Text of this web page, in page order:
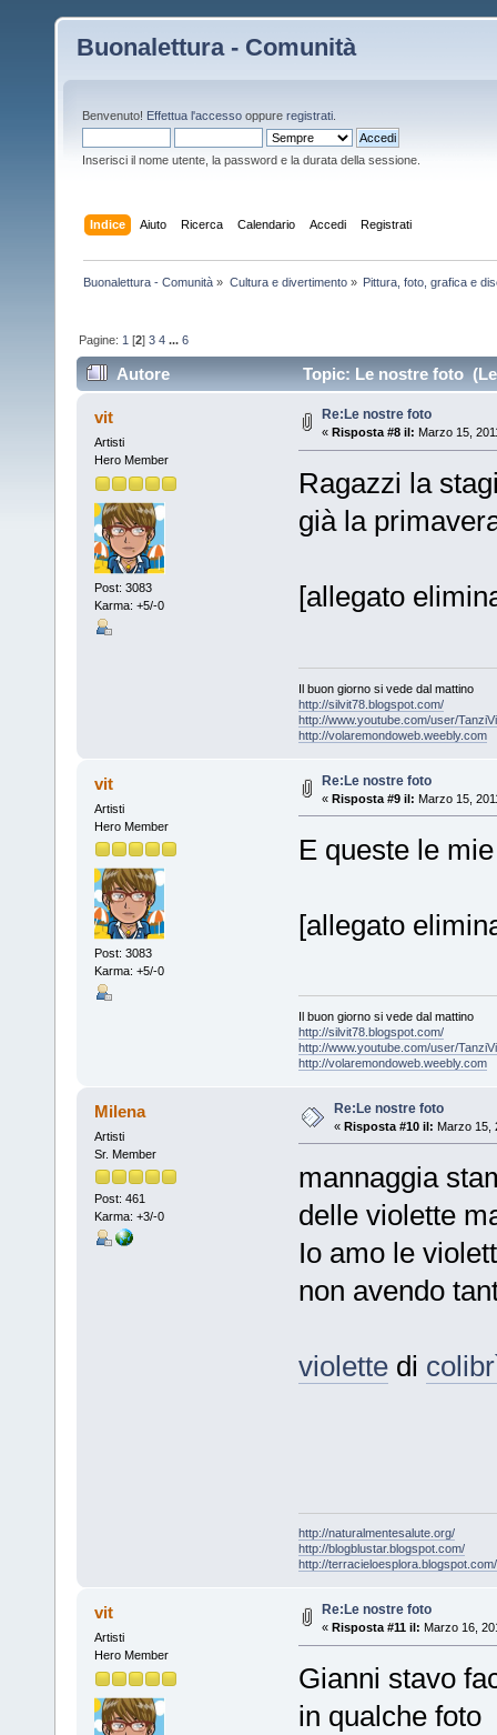
Buonalettura - Comunità
Benvenuto! Effettua l'accesso oppure registrati
Inserisci il nome utente, la password e la durata della sessione.
Indice Aiuto Ricerca Calendario Accedi Registrati
Buonalettura - Comunità » Cultura e divertimento» Pittura, foto, grafica e
Pagine: 1 [2]3 4 ...6
Autore Topic: Le nostre foto
vit
Artisti
Hero Member
Post: 3083
Karma: +5/-0
Re:Le nostre foto
« Risposta #8 il: Marzo 15,
Ragazzi la
già la
[allegato
Il buon giorno si vede dal mattino
http://silvit78.blogspot.com/
http://www.youtube.com/user/
http://volaremondoweb.weebly.com
vit
Artisti
Hero Member
Post: 3083
Karma: +5/-0
Re:Le nostre foto
« Risposta #9 il: Marzo 15,
E queste le
[allegato
Il buon giorno si vede dal mattino
http://silvit78.blogspot.com/
http://www.youtube.com/user/
http://volaremondoweb.weebly.com
Milena
Artisti
Sr. Member
Post: 461
Karma: +3/-0
Re:Le nostre foto
« Risposta #10 il: Marzo 15,
mannaggia
delle violette
Io amo le
non avendo
violettedi
http://naturalmentesalute.org/
http://blogblustar.blogspot.com/
http://terracieloesplora.blogspot.com/
vit
Artisti
Hero Member
Re:Le nostre foto
« Risposta #11 il: Marzo 16,
Gianni stavo
in qualche foto